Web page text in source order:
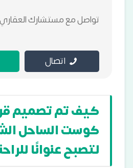
تواصل مع مستشارك العقاري
اتصال
كيف تم تصميم
كوست الساحل
لتصبح عنوانًا